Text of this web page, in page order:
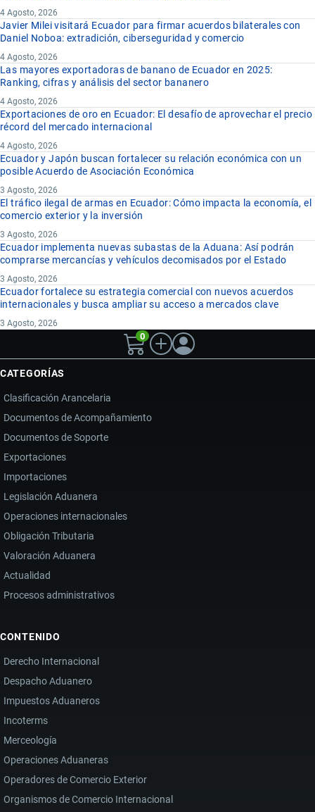
4 Agosto, 2026
Javier Milei visitará Ecuador para firmar acuerdos bilaterales con
Daniel Noboa: extradición, ciberseguridad y comercio
4 Agosto, 2026
Las mayores exportadoras de banano de Ecuador en 2025:
Ranking, cifras y análisis del sector bananero
4 Agosto, 2026
Exportaciones de oro en Ecuador: El desafío de aprovechar el precio
récord del mercado internacional
4 Agosto, 2026
Ecuador y Japón buscan fortalecer su relación económica con un
posible Acuerdo de Asociación Económica
3 Agosto, 2026
El tráfico ilegal de armas en Ecuador: Cómo impacta la economía, el
comercio exterior y la inversión
3 Agosto, 2026
Ecuador implementa nuevas subastas de la Aduana: Así podrán
comprarse mercancías y vehículos decomisados por el Estado
3 Agosto, 2026
Ecuador fortalece su estrategia comercial con nuevos acuerdos
internacionales y busca ampliar su acceso a mercados clave
3 Agosto, 2026
0
CATEGORÍAS
Clasificación Arancelaria
Documentos de Acompañamiento
Documentos de Soporte
Exportaciones
Importaciones
Legislación Aduanera
Operaciones internacionales
Obligación Tributaria
Valoración Aduanera
Actualidad
Procesos administrativos
CONTENIDO
Derecho Internacional
Despacho Aduanero
Impuestos Aduaneros
Incoterms
Merceología
Operaciones Aduaneras
Operadores de Comercio Exterior
Organismos de Comercio Internacional